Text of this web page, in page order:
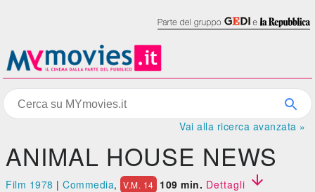
Vai alla ricerca avanzata »
ANIMAL HOUSE NEWS
Film 1978 |Commedia, V.M. 14 109 min. Dettagli 